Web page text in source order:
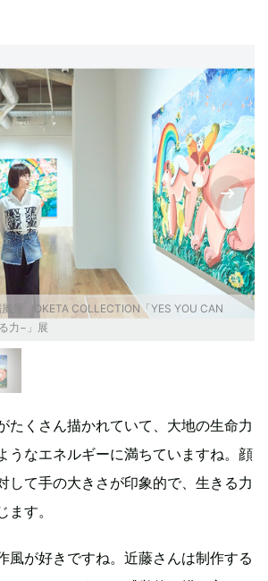
景 OKETA COLLECTION「YES YOU CAN
力−」展
たくさん描かれていて、大地の生命力
うなエネルギーに満ちていますね。顔
して手の大きさが印象的で、生きる力
す。
風が好きですね。近藤さんは制作する